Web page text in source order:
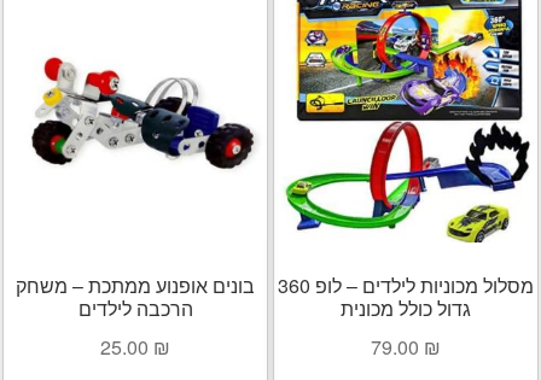
מסלול מכוניות לילדים – לופ 360
גדול כולל מכונית
79.00 ₪
בונים אופנוע ממתכת – משחק
הרכבה לילדים
25.00 ₪